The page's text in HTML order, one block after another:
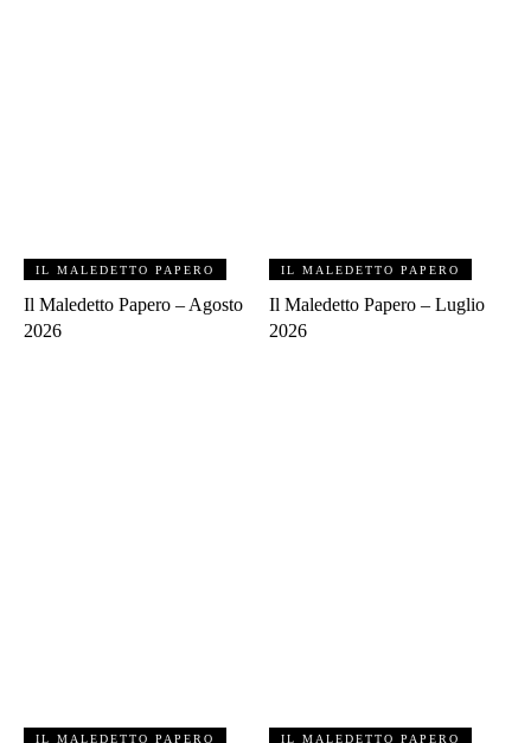
IL MALEDETTO PAPERO
Il Maledetto Papero – Agosto
2026
IL MALEDETTO PAPERO
Il Maledetto Papero – Luglio
2026
IL MALEDETTO PAPERO IL MALEDETTO PAPERO